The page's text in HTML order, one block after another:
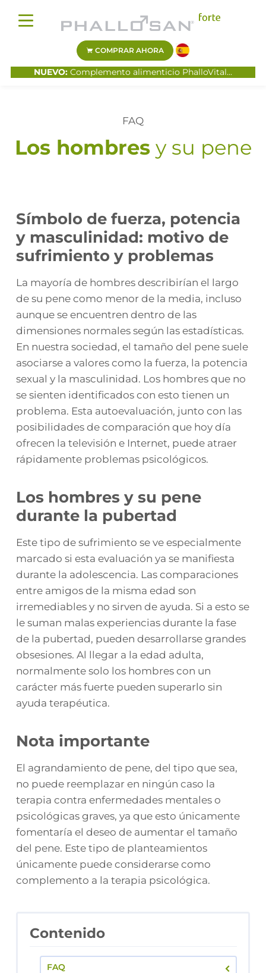
COMPRAR AHORA
NUEVO: Complemento alimenticio PhalloVital...
FAQ
Los hombresy su pene
Símbolo de fuerza, potencia
y masculinidad: motivo de
sufrimiento y problemas
La mayoría de hombres describirían el largo
de su pene como menor de la media, incluso
aunque se encuentren dentro de las
dimensiones normales según las estadísticas.
En nuestra sociedad, el tamaño del pene suele
asociarse a valores como la fuerza, la potencia
sexual y la masculinidad. Los hombres que no
se sienten identificados con esto tienen un
problema. Esta autoevaluación, junto con las
posibilidades de comparación que hoy día
ofrecen la televisión e Internet, puede atraer
rápidamente problemas psicológicos.
Los hombres y su pene
durante la pubertad
Este tipo de sufrimiento se ve especialmente
marcado si esta evaluación ya se manifiesta
durante la adolescencia. Las comparaciones
entre amigos de la misma edad son
irremediables y no sirven de ayuda. Si a esto se
le suman malas experiencias durante la fase
de la pubertad, pueden desarrollarse grandes
obsesiones. Al llegar a la edad adulta,
normalmente solo los hombres con un
carácter más fuerte pueden superarlo sin
ayuda terapéutica.
Nota importante
El agrandamiento de pene, del tipo que sea,
no puede reemplazar en ningún caso la
terapia contra enfermedades mentales o
psicológicas graves, ya que esto únicamente
fomentaría el deseo de aumentar el tamaño
del pene. Este tipo de planteamientos
únicamente puede considerarse como
complemento a la terapia psicológica.
Contenido
FAQ